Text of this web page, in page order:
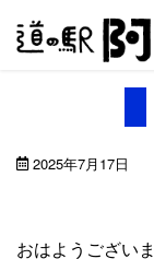
Skip
2025年7月17日
おはようございま